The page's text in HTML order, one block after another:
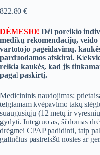
822.80 €
DĖMESIO! Dėl poreikio
medikų rekomendacijų,
vartotojo pageidavimų,
parduodamos atskirai.
reikia kaukės, kad jis
pagal paskirtį.
Medicininis naudojimas:
teigiamam kvėpavimo takų
suaugusiųjų (12 metų ir
gydyti. Integruotas, šildomas
drėgmei CPAP padidinti, taip
galinčius pasireikšti nosies ar